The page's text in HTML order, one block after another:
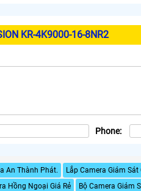
KR-4K9000-16-8NR2
Phone:
An Thành Phát. Lắp Camera Giám
Hồng Ngoại Giá Rẻ Bộ Camera Giám